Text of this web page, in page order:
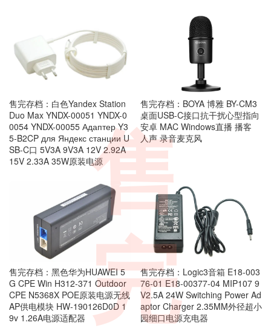
售完存档：白色Yandex Station
Duo Max YNDX-00051 YNDX-0
0054 YNDX-00055 Адаптер Y3
5-B2CP для Яндекс станции U
SB-C口 5V3A 9V3A 12V 2.92A
15V 2.33A 35W原装电源
售完存档：BOYA 博雅 BY-CM3
桌面USB-C接口抗干扰心型指向
安卓 MAC Windows直播 播客
人声 录音麦克风
售完存档：黑色华为HUAWEI 5
G CPE Win H312-371 Outdoor
CPE N5368X POE原装电源无线
AP供电模块 HW-190126D0D 1
9v 1.26A电源适配器
售完存档：Logic3音箱 E18-003
76-01 E18-00377-04 MIP107 9
V2.5A 24W Switching Power Ad
aptor Charger 2.35MM外径超小
园细口电源充电器
售
完